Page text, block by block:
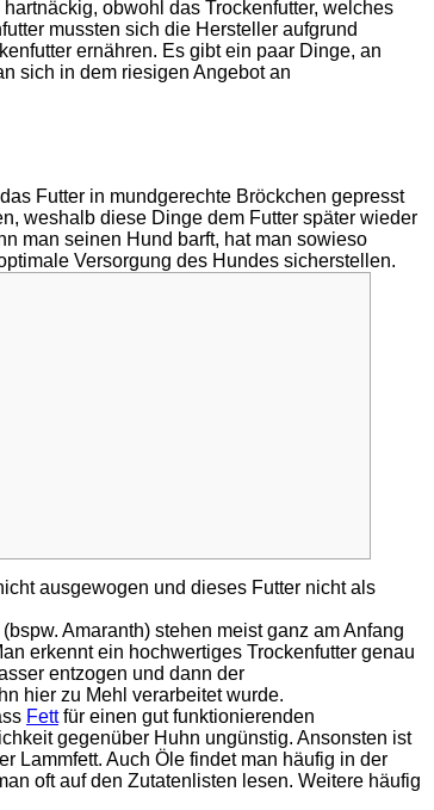
obwohl das Trockenfutter, welches
mussten sich die Hersteller aufgrund
ernähren. Es gibt ein paar Dinge, an
sich in dem riesigen Angebot an
Futter in mundgerechte Bröckchen gepresst
weshalb diese Dinge dem Futter später wieder
man seinen Hund barft, hat man sowieso
Versorgung des Hundes sicherstellen.
ausgewogen und dieses Futter nicht als
Amaranth) stehen meist ganz am Anfang
erkennt ein hochwertiges Trockenfutter genau
entzogen und dann der
hier zu Mehl verarbeitet wurde.
Fettfür einen gut funktionierenden
gegenüber Huhn ungünstig. Ansonsten ist
Lammfett. Auch Öle findet man häufig in der
oft auf den Zutatenlisten lesen. Weitere häufig